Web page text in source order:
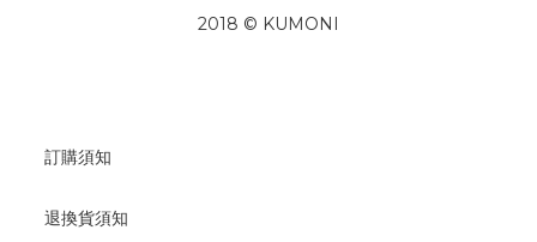
2018 © KUMONI
訂購須知
退換貨須知